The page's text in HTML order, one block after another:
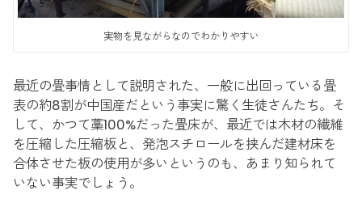
実物を見ながらなのでわかりやすい
最近の畳事情として説明された、一般に出回っている畳
表の約8割が中国産だという事実に驚く生徒さんたち。そ
して、かつて藁100%だった畳床が、最近では木材の繊維
を圧縮した圧縮板と、発泡スチロールを挟んだ建材床を
合体させた板の使用が多いというのも、あまり知られて
いない事実でしょう。